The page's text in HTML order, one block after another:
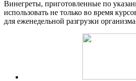
Винегреты, приготовленные по
использовать не только во время
для еженедельной разгрузки